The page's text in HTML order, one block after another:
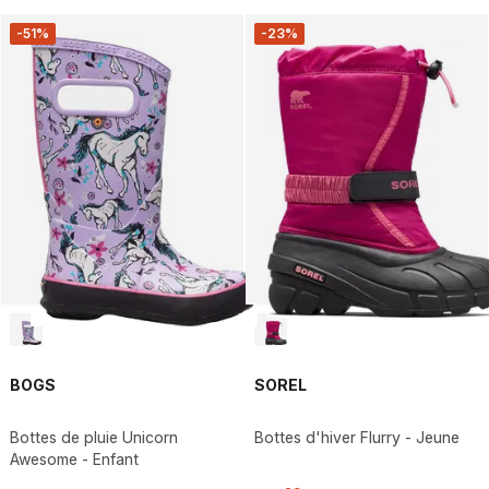
-51%
BOGS
Bottes de pluie Unicorn
Awesome - Enfant
-23%
SOREL
Bottes d'hiver Flurry - Jeune